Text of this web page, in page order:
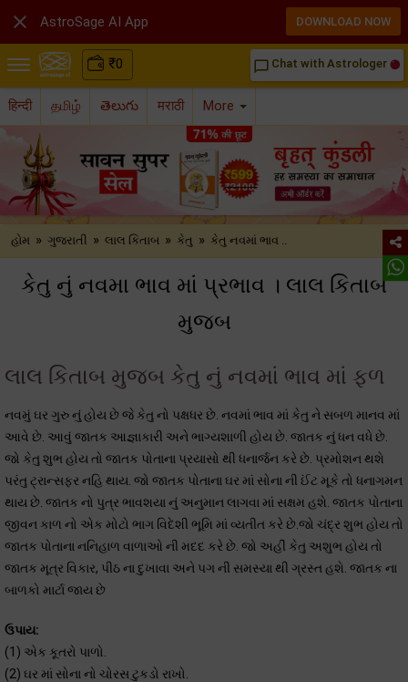
₹0 chat_bubble_outline Chat with Astrologer
हिन्दी தமிழ் తెలుగు मराठी More
હોમ » ગુજરાતી » લાલ કિતાબ » કેતુ » કેતુ નવમાં ભાવ ..
કેતુ નું નવમા ભાવ માં પ્રભાવ । લાલ કિતાબ
મુજબ
લાલ કિતાબ મુજબ કેતુ નું નવમાં ભાવ માં ફળ
નવમું ઘર ગુરુ નું હોય છે જે કેતુ નો પક્ષધર છે. નવમાં ભાવ માં કેતુ ને સબળ માનવ માં
આવે છે. આવું જાતક આજ્ઞાકારી અને ભાગ્યશાળી હોય છે. જાતક નું ધન વધે છે.
જો કેતુ શુભ હોય તો જાતક પોતાના પ્રયાસો થી ધનાર્જન કરે છે. પ્રમોશન થશે
પરંતુ ટ્રાન્સફર નહિ થાય. જો જાતક પોતાના ઘર માં સોના ની ઈંટ મૂકે તો ધનાગમન
થાય છે. જાતક નો પુત્ર ભાવશયા નું અનુમાન લાગવા માં સક્ષમ હશે. જાતક પોતાના
જીવન કાળ નો એક મોટો ભાગ વિદેશી ભૂમિ માં વ્યતીત કરે છે.જો ચંદ્ર શુભ હોય તો
જાતક પોતાના નનિહાળ વાળાઓ ની મદદ કરે છે. જો અહીં કેતુ અશુભ હોય તો
જાતક મૂત્ર વિકાર, પીઠ ના દુખાવા અને પગ ની સમસ્યા થી ગ્રસ્ત હશે. જાતક ના
બાળકો માર્ટા જાય છે
ઉપાય:
(1) એક કૂતરો પાળો.
(2) ઘર માં સોના નો ચોરસ ટુકડો રાખો.
 AstroSage AI App DOWNLOAD NOW